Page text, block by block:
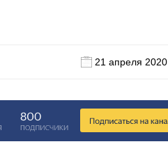
21 апреля 2020